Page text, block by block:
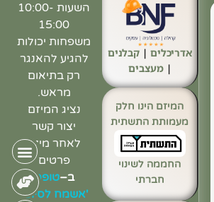
השעות 10:00-
15:00
משפחות יכולות
להגיע להאנגר
רק בתיאום
מראש.
נציג המיזם
יצור קשר
לאחר מילוי
פרטים
ב–טופס
'אשמח לסיוע'
אדריכלים | קבלנים
|מעצבים
המיזם הינו חלק
מעמותת התשתית
החממה לשינוי
חברתי